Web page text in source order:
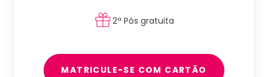
2ª Pós gratuita
MATRICULE-SE COM CARTÃO